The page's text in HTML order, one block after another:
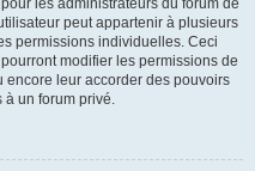
les administrateurs du forum de
peut appartenir à plusieurs
permissions individuelles. Ceci
modifier les permissions de
leur accorder des pouvoirs
à un forum privé.